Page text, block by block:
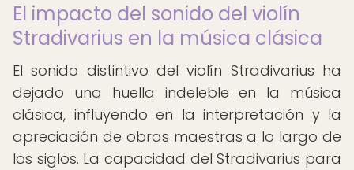
El impacto del sonido del violín
Stradivarius en la música clásica
El sonido distintivo del violín Stradivarius ha
dejado una huella indeleble en la música
clásica, influyendo en la interpretación y la
apreciación de obras maestras a lo largo de
los siglos. La capacidad del Stradivarius para